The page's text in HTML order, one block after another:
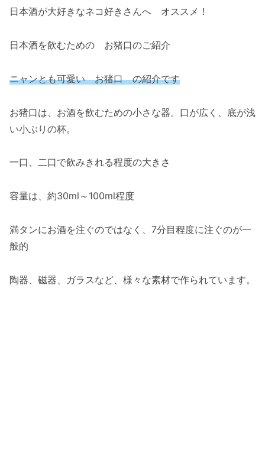
日本酒が大好きなネコ好きさんへ オススメ！
日本酒を飲むための お猪口のご紹介
ニャンとも可愛い お猪口 の紹介です
お猪口は、お酒を飲むための小さな器。口が広く、底が浅
い小ぶりの杯。
一口、二口で飲みきれる程度の大きさ
容量は、約30ml～100ml程度
満タンにお酒を注ぐのではなく、7分目程度に注ぐのが一
般的
陶器、磁器、ガラスなど、様々な素材で作られています。